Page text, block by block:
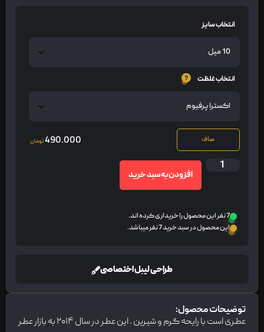
انتخاب سایز
انتخاب غلظت
صاف 490.000 تومان
افزودن به سبد خرید
7 نفر این محصول را خریداری کرده اند.
این محصول در سبد خرید 7 نفر میباشد.
طراحی لیبل اختصاصی
توضیحات محصول:
عطری است با رایحه گرم و شیرین . این عطر در سال ۲۰۱۴ به بازار عطر